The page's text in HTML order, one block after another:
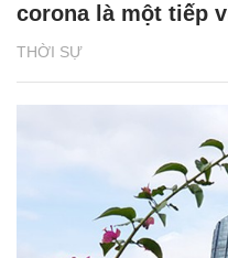
THỜI SỰ
corona là một tiếp